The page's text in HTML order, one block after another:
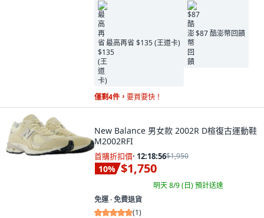
最高再省 $135 (王道卡)
$87 酷澎幣回饋
僅剩4件， 要買要快！
New Balance 男女款 2002R D楦復古運動鞋
M2002RFI
首購折扣價· 12:18:55$1,950
10% $1,750
明天 8/9 (日)預計送達
免運 ∙ 免費退貨
(1)